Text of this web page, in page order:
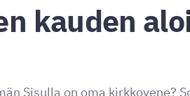
kauden
Sisulla on oma kirkkovene?